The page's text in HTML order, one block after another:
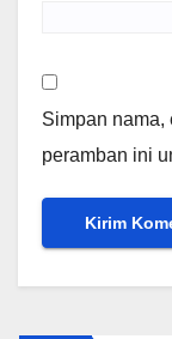
Simpan nama,
peramban ini